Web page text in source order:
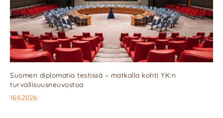
Suomen diplomatia testissä – matkalla kohti YK:n
turvallisuusneuvostoa
16.6.2026